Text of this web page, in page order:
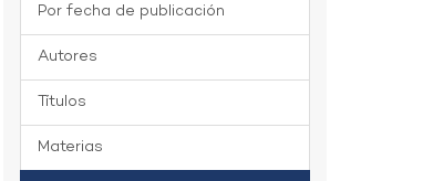
Por fecha de publicación
Autores
Títulos
Materias